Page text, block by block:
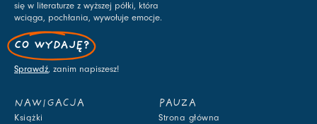
się w literaturze z wyższej półki, która
wciąga, pochłania, wywołuje emocje.
CO WYDAJĘ?
Sprawdź, zanim napiszesz!
NAWIGACJA
Książki
PAUZA
Strona główna